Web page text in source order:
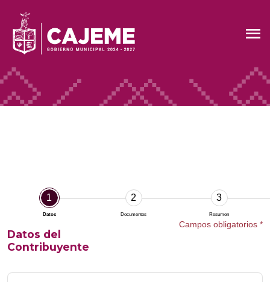
1
Datos
2
Documentos
3
Resumen
Datos del
Contribuyente
Campos obligatorios *